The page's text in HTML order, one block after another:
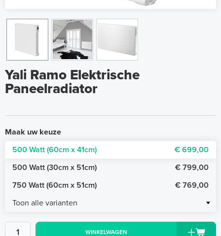
Yali Ramo Elektrische
Paneelradiator
Maak uw keuze
500 Watt (60cm x 41cm)
€ 699,00
500 Watt (30cm x 51cm)
€ 799,00
750 Watt (60cm x 51cm)
€ 769,00
Toon alle varianten
WINKELWAGEN